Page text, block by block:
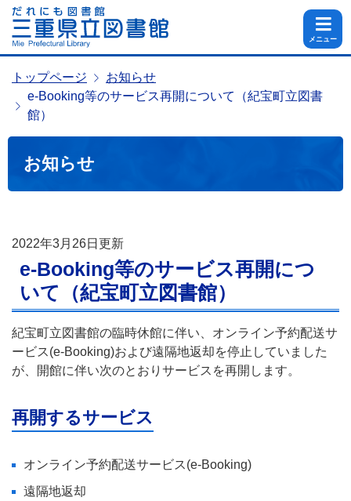
メニュー
トップページ
お知らせ
e-Booking等のサービス再開について（紀宝町立図書
館）
お知らせ
2022年3月26日 更新
e-Booking等のサービス再開につ
いて（紀宝町立図書館）
紀宝町立図書館の臨時休館に伴い、オンライン予約配送サ
ービス(e-Booking)および遠隔地返却を停止していました
が、開館に伴い次のとおりサービスを再開します。
再開するサービス
オンライン予約配送サービス(e-Booking)
遠隔地返却